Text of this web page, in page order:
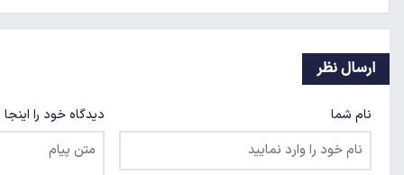
ارسال نظر
نام شما دیدگاه خود را